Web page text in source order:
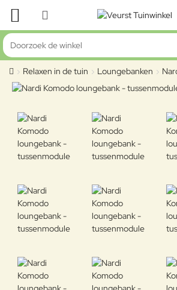
Doorzoek de winkel
home
Relaxen in de tuin Loungebanken